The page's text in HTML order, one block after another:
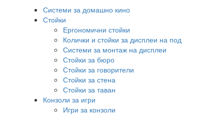
Системи за домашно кино
Стойки
Ергономични стойки
Колички и стойки за дисплеи на под
Системи за монтаж на дисплеи
Стойки за бюро
Стойки за говорители
Стойки за стена
Стойки за таван
Конзоли за игри
Игри за конзоли